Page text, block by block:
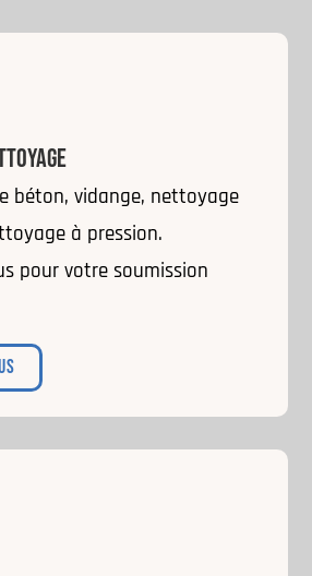
béton, vidange, nettoyage
à pression.
pour votre soumission